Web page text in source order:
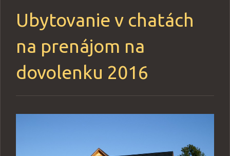
Ubytovanie v chatách
na prenájom na
dovolenku 2016